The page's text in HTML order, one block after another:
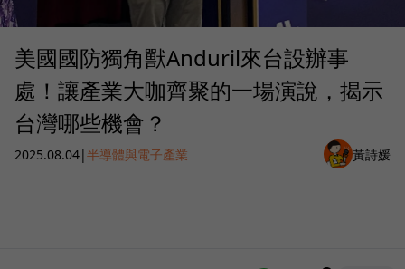
美國國防獨角獸Anduril來台設辦事
處！讓產業大咖齊聚的一場演說，揭示
台灣哪些機會？
2025.08.04|半導體與電子產業 黃詩媛